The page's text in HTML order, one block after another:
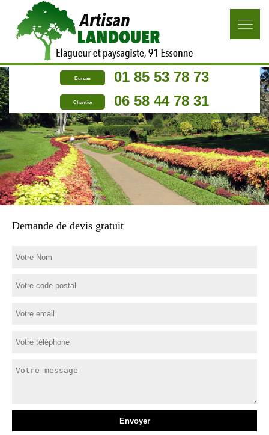
Bureau 01 85 53 78 73
Chantier 06 58 44 78 31
Demande de devis gratuit